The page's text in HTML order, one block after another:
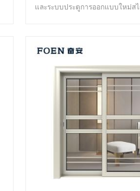
และระบบประตูการออกแบบใหม่ส